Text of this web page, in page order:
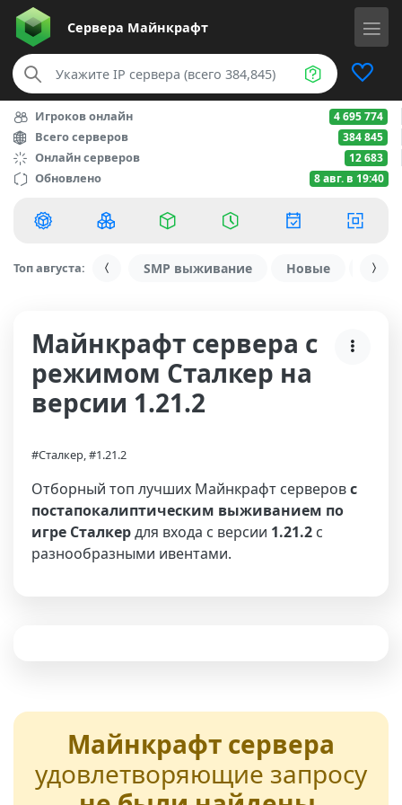
Сервера Майнкрафт
Игроков онлайн 4 695 774
Всего серверов 384 845
Онлайн серверов 12 683
Обновлено 8 авг. в 19:40
Топ августа: SMP выживание Новые С
Майнкрафт сервера с
режимом Сталкер на
версии 1.21.2
#Сталкер, #1.21.2
Отборный топ лучших Майнкрафт серверовс
постапокалиптическим выживанием по
игре Сталкердля входа с версии 1.21.2 с
разнообразными ивентами.
Майнкрафт сервера
удовлетворяющие запросу